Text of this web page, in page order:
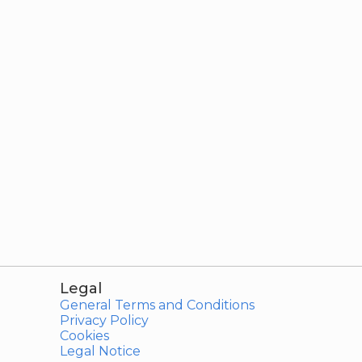
Legal
General Terms and Conditions
Privacy Policy
Cookies
Legal Notice